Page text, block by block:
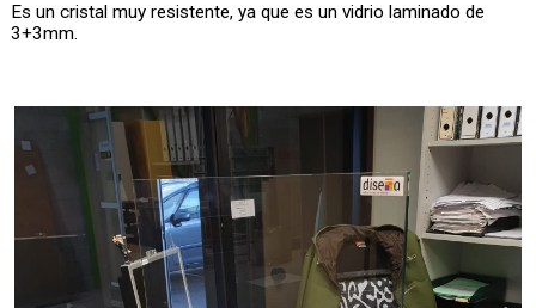
Es un cristal muy resistente, ya que es un vidrio laminado de
3+3mm.